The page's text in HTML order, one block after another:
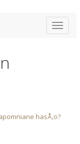
Toggle
hasÅ‚o?